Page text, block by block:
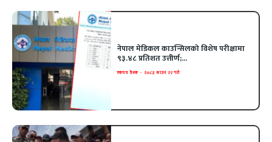
नेपाल मेडिकल काउन्सिलको विशेष परीक्षामा
९३.४८ प्रतिशत उत्तीर्ण;...
एकपत्र डेस्क - २०८३ साउन २२ गते